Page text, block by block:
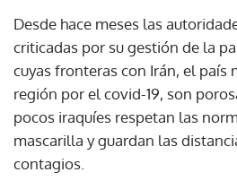
Desde hace meses las
criticadas por su gestión de la
cuyas fronteras con Irán, el país
región por el covid-19, son
pocos iraquíes respetan las
mascarilla y guardan las
contagios.